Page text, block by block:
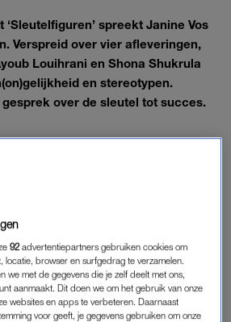
‘Sleutelfiguren’ spreekt Janine Vos
Verspreid over vier afleveringen,
Louihrani en Shona Shukrula
en stereotypen.
over de sleutel tot succes.
lekker meeluisteren.
92 advertentiepartners gebruiken cookies om
locatie, browser en surfgedrag te verzamelen.
we met de gegevens die je zelf deelt met ons,
aanmaakt. Dit doen we om het gebruik van onze
websites en apps te verbeteren. Daarnaast
voor geeft, je gegevens gebruiken om onze